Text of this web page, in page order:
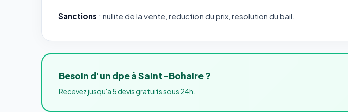
Sanctions : nullite de la vente, reduction du prix, resolution du bail.
Besoin d'un dpe à Saint-Bohaire ?
Recevez jusqu'a 5 devis gratuits sous 24h.